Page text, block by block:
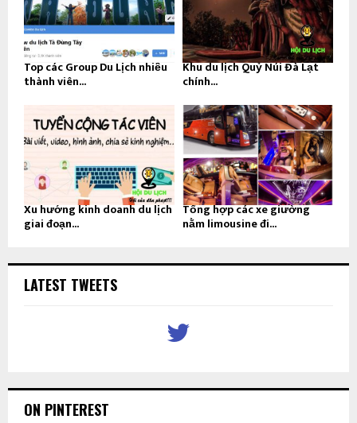
Top các Group Du Lịch nhiều
thành viên...
Khu du lịch Quỷ Núi Đà Lạt
chính...
Xu hướng kinh doanh du lịch
giai đoạn...
Tổng hợp các xe giường
nằm limousine đi...
LATEST TWEETS
ON PINTEREST